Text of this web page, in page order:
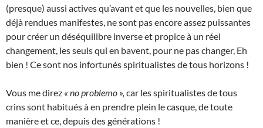
(presque) aussi actives qu’avant et que les nouvelles, bien que
déjà rendues manifestes, ne sont pas encore assez puissantes
pour créer un déséquilibre inverse et propice à un réel
changement, les seuls qui en bavent, pour ne pas changer, Eh
bien ! Ce sont nos infortunés spiritualistes de tous horizons !
Vous me direz « no problemo », car les spiritualistes de tous
crins sont habitués à en prendre plein le casque, de toute
manière et ce, depuis des générations !